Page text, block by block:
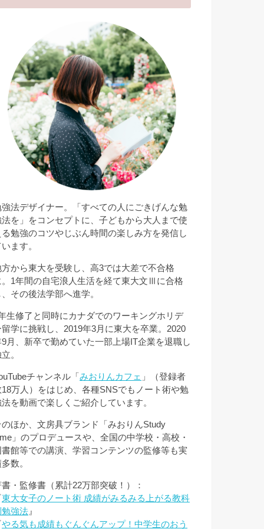
強法デザイナー。「すべての人にごきげんな勉
法を」をコンセプトに、子どもから大人まで使
る勉強のコツやじぶん時間の楽しみ方を発信し
ます。
方から東大を受験し、高3では大差で不合格
。1年間の自宅浪人生活を経て東大文Ⅲに合格
その後法学部へ進学。
生修了と同時にカナダでのワーキングホリデ
留学に挑戦し、2019年3月に東大を卒業。2020
9月、新卒で勤めていた一部上場IT企業を退職し
。
チャンネル「 みおりんカフェ 」（登録者
18万人）をはじめ、各種SNSでもノート術や勉
を動画で楽しくご紹介しています。
のほか、文房具ブランド「みおりんStudy
」のプロデュースや、全国の中学校・高校・
書館等での講演、学習コンテンツの監修等も実
数。
書・監修書（累計22万部突破！）：
東大女子のノート術 成績がみるみる上がる教科
勉強法 』
やる気も成績もぐんぐんアップ！中学生のおう